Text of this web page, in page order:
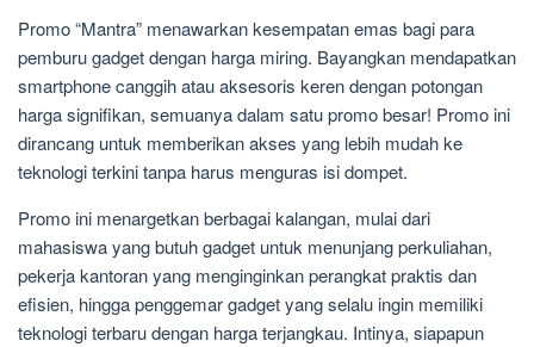
Promo “Mantra” menawarkan kesempatan emas bagi para
pemburu gadget dengan harga miring. Bayangkan mendapatkan
smartphone canggih atau aksesoris keren dengan potongan
harga signifikan, semuanya dalam satu promo besar! Promo ini
dirancang untuk memberikan akses yang lebih mudah ke
teknologi terkini tanpa harus menguras isi dompet.
Promo ini menargetkan berbagai kalangan, mulai dari
mahasiswa yang butuh gadget untuk menunjang perkuliahan,
pekerja kantoran yang menginginkan perangkat praktis dan
efisien, hingga penggemar gadget yang selalu ingin memiliki
teknologi terbaru dengan harga terjangkau. Intinya, siapapun